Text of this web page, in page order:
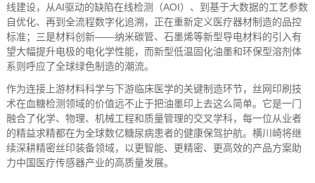
线建设，从AI驱动的缺陷在线检测（AOI）、到基于大数据的工艺参数
自优化、再到全流程数字化追溯，正在重新定义医疗器材制造的品控
标准；三是材料创新——纳米碳管、石墨烯等新型导电材料的引入有
望大幅提升电极的电化学性能，而新型低温固化油墨和环保型溶剂体
系则呼应了全球绿色制造的潮流。
作为连接上游材料科学与下游临床医学的关键制造环节，丝网印刷技
术在血糖检测领域的价值远不止于把油墨印上去这么简单。它是一门
融合了化学、物理、机械工程和质量管理的交叉学科，每一位从业者
的精益求精都在为全球数亿糖尿病患者的健康保驾护航。横川崎将继
续深耕精密丝印装备领域，以更智能、更精密、更高效的产品方案助
力中国医疗传感器产业的高质量发展。